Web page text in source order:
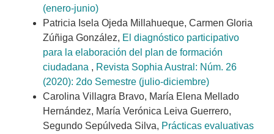
(enero-junio)
Patricia Isela Ojeda Millahueque, Carmen Gloria
Zúñiga González, El diagnóstico participativo
para la elaboración del plan de formación
ciudadana , Revista Sophia Austral: Núm. 26
(2020): 2do Semestre (julio-diciembre)
Carolina Villagra Bravo, María Elena Mellado
Hernández, María Verónica Leiva Guerrero,
Segundo Sepúlveda Silva, Prácticas evaluativas